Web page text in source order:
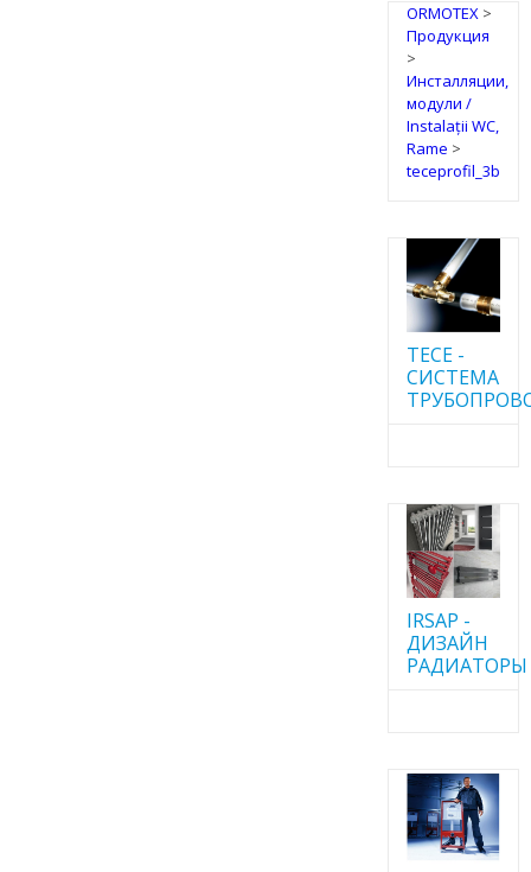
ORMOTEX>
Продукция
>
Инсталляции,
модули /
Instalații WC,
Rame >
teceprofil_3b
TECE -
CИСТЕМА
IRSAP -
ДИЗАЙН
РАДИАТОРЫ